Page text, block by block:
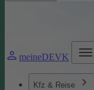
meineDEVK
Kfz & Reise